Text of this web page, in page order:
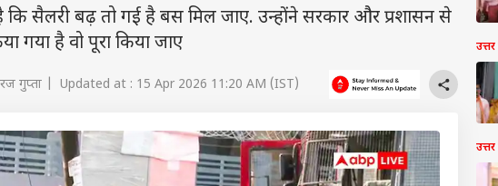
कि सैलरी बढ़ तो गई है बस मिल जाए. उन्होंने सरकार और प्रशासन से
गया है वो पूरा किया जाए
गुप्ता | Updated at : 15 Apr 2026 11:20 AM (IST)